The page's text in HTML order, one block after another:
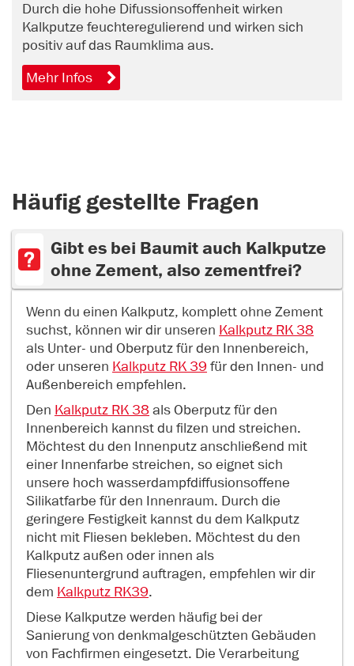
Durch die hohe Difussionsoffenheit wirken
Kalkputze feuchteregulierend und wirken sich
positiv auf das Raumklima aus.
Mehr Infos
Häufig gestellte Fragen
Gibt es bei Baumit auch Kalkputze
ohne Zement, also zementfrei?
Wenn du einen Kalkputz, komplett ohne Zement
suchst, können wir dir unseren Kalkputz RK 38
als Unter- und Oberputz für den Innenbereich,
oder unseren Kalkputz RK 39 für den Innen- und
Außenbereich empfehlen.
Den Kalkputz RK 38als Oberputz für den
Innenbereich kannst du filzen und streichen.
Möchtest du den Innenputz anschließend mit
einer Innenfarbe streichen, so eignet sich
unsere hoch wasserdampfdiffusionsoffene
Silikatfarbe für den Innenraum. Durch die
geringere Festigkeit kannst du dem Kalkputz
nicht mit Fliesen bekleben. Möchtest du den
Kalkputz außen oder innen als
Fliesenuntergrund auftragen, empfehlen wir dir
dem Kalkputz RK39.
Diese Kalkputze werden häufig bei der
Sanierung von denkmalgeschützten Gebäuden
von Fachfirmen eingesetzt. Die Verarbeitung